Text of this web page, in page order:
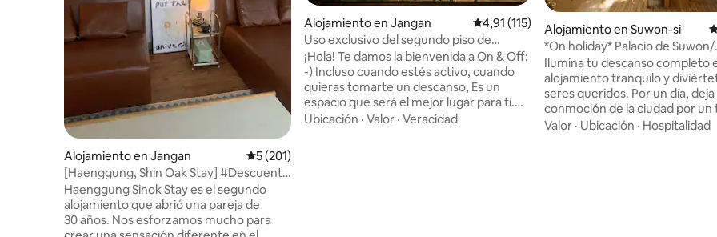
Alojamiento en Jangan Calificación promedio: 5 de 5. 201 evaluaciones
5 (201)
[Haenggung, Shin Oak Stay] #Descuento
especial#Todas las habitaciones tienen
vista al Banghwa Waterfall, a 3 segundos
de distancia#3 camas#Máximo 6
personas#Cambio diario de ropa de
Haenggung Sinok Stay es el segundo
alojamiento que abrió una pareja de
30 años. Nos esforzamos mucho para
Alojamiento en Jangan Calificación promedio: 4,91 de 5. 115
4,91 (115)
Uso exclusivo del segundo piso de
Haenggung-dong | Terraza con vista a
Hwaseong | Paseo en barco de fuego
¡Hola! Te damos la bienvenida a On & Off:
-) Incluso cuando estés activo, cuando
quieras tomarte un descanso, Es un
espacio que será el mejor lugar para ti.
Crea hermosos recuerdos de vez en
Ubicación · Valor · Veracidad
Alojamiento en Suwon-si
*On holiday* Palacio de Suwon/
Haengridan-gil/ Casa privada/
Seonggwak-gil a 1 minuto/
personas/ Bar LP con vista al
Ilumina tu descanso completo
alojamiento tranquilo y
seres queridos. Por un día, deja la
conmoción de la ciudad por un
Mirando por la ventana al paisaje
Valor · Ubicación · Hospitalidad